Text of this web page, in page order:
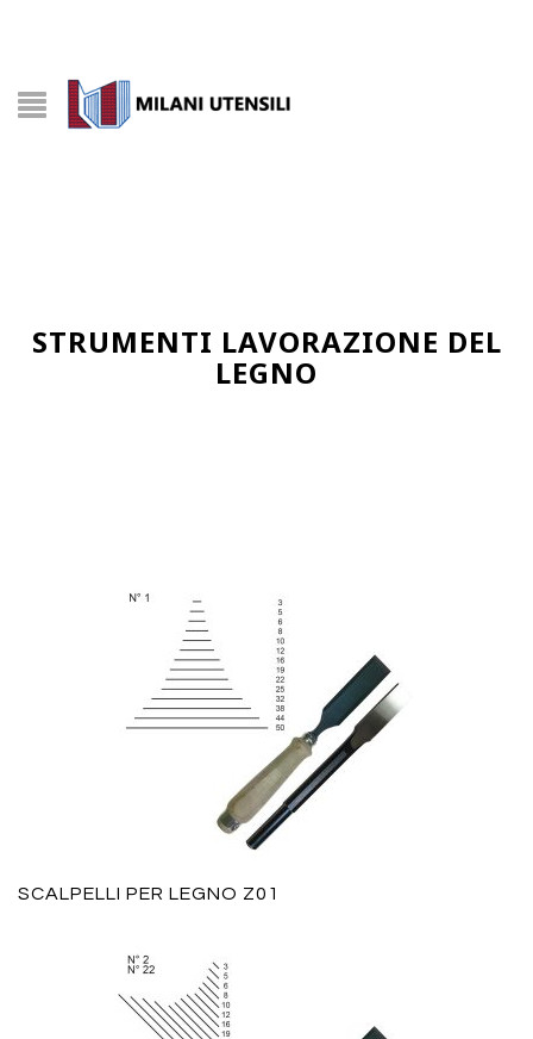
STRUMENTI LAVORAZIONE DEL
LEGNO
SCALPELLI PER LEGNO Z01